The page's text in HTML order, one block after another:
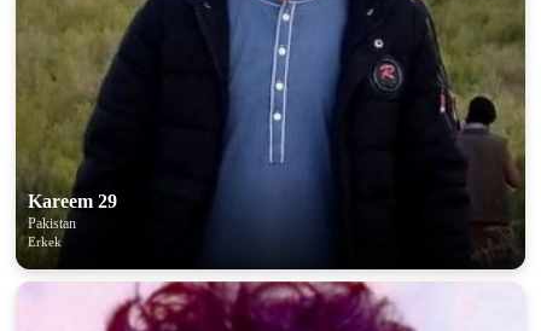
Kareem 29
Pakistan
Erkek